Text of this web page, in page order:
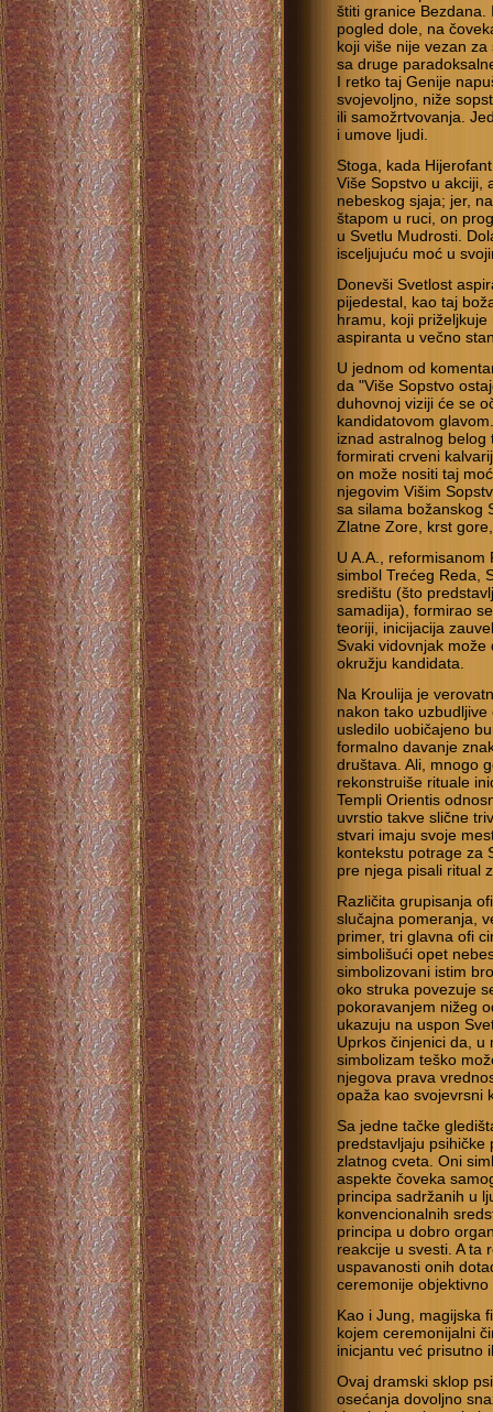
štiti granice
pogled dole, na
koji više nije vezan
sa druge
I retko taj Genije
svojevoljno, niže
ili samožrtvovanja.
i umove ljudi.
Stoga, kada
Više Sopstvo u akciji,
nebeskog sjaja; jer,
štapom u ruci, on
u Svetlu Mudrosti.
isceljujuću moć u
Donevši Svetlost
pijedestal, kao taj
hramu, koji
aspiranta u večno
U jednom od
da "Više Sopstvo
duhovnoj viziji će se
kandidatovom
iznad astralnog
formirati crveni
on može nositi taj
njegovim Višim
sa silama božanskog
Zlatne Zore, krst
U A.A.,
simbol Trećeg Reda,
središtu (što
samadija), formirao
teoriji, inicijacija
Svaki vidovnjak
okružju kandidata.
Na Kroulija je
nakon tako
usledilo uobičajeno
formalno davanje
društava. Ali, mnogo
rekonstruiše rituale
Templi Orientis
uvrstio takve slične
stvari imaju svoje
kontekstu potrage za
pre njega pisali ritual
Različita grupisanja
slučajna pomeranja,
primer, tri glavna ofi
simbolišući opet
simbolizovani istim
oko struka povezuje
pokoravanjem nižeg
ukazuju na uspon
Uprkos činjenici da, u
simbolizam teško
njegova prava
opaža kao svojevrsni
Sa jedne tačke
predstavljaju psihičke
zlatnog cveta. Oni
aspekte čoveka
principa sadržanih u
konvencionalnih
principa u dobro
reakcije u svesti. A ta
uspavanosti onih
ceremonije
Kao i Jung, magijska
kojem ceremonijalni
inicjantu već prisutno
Ovaj dramski sklop
osećanja dovoljno